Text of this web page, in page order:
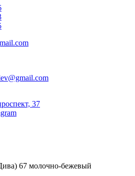
37
67 молочно-бежевый